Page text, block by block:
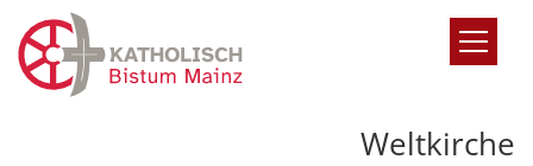
Zum Inhalt springen
Weltkirche